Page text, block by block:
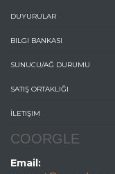
DUYURULAR
BILGI BANKASI
SUNUCU/AĞ DURUMU
SATIŞ ORTAKLIĞI
İLETIŞIM
COORGLE
Email: